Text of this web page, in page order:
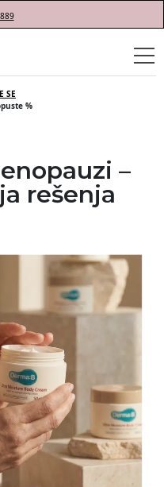
SE
%
–
rešenja